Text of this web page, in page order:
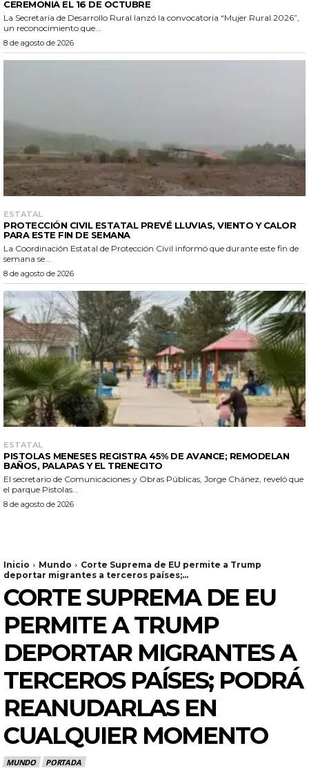
CEREMONIA EL 16 DE OCTUBRE
La Secretaría de Desarrollo Rural lanzó la convocatoria “Mujer Rural 2026”,
un reconocimiento que...
8 de agosto de 2026
ESTATAL
PROTECCIÓN CIVIL ESTATAL PREVÉ LLUVIAS, VIENTO Y CALOR
PARA ESTE FIN DE SEMANA
La Coordinación Estatal de Protección Civil informó que durante este fin de
semana se...
8 de agosto de 2026
ESTATAL
PISTOLAS MENESES REGISTRA 45% DE AVANCE; REMODELAN
BAÑOS, PALAPAS Y EL TRENECITO
El secretario de Comunicaciones y Obras Públicas, Jorge Chánez, reveló que
el parque Pistolas...
8 de agosto de 2026